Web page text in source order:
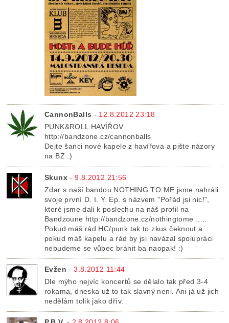
CannonBalls - 12.8.2012 23:18
PUNK&ROLL HAVÍŘOV
http://bandzone.cz/cannonballs
Dejte šanci nové kapele z havířova a pište názory
na BZ :)
Skunx -9.8.2012 21:56
Zdar s naší bandou NOTHING TO ME jsme nahráli
svoje první D. I. Y. Ep. s názvem "Pořád jsi nic!",
které jsme dali k poslechu na náš profil na
Bandzoune http://bandzone.cz/nothingtome .....
Pokud máš rád HC/punk tak to zkus čeknout a
pokud máš kapelu a rád by jsi navázal spolupráci
nebudeme se vůbec bránit ba naopak! :)
Evžen -3.8.2012 11:44
Dle mýho nejvíc koncertů se dělalo tak před 3-4
rokama, dneska už to tak slavný neni. Ani já už jich
nedělám tolik jako dřív.